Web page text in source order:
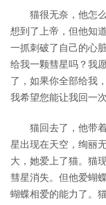
猫很无奈，他怎么
想到了上帝，但他知
一抓刺破了自己的心
给我一颗彗星吗？我
了，如果你全部给我
我希望您能让我回一
猫回去了，他带着
星出现在天空，绚丽
大，她爱上了猫。猫
彗星消失。但他爱蝴
蝴蝶相爱的能力了。